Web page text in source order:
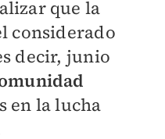
que la
considerado
decir, junio
en la lucha